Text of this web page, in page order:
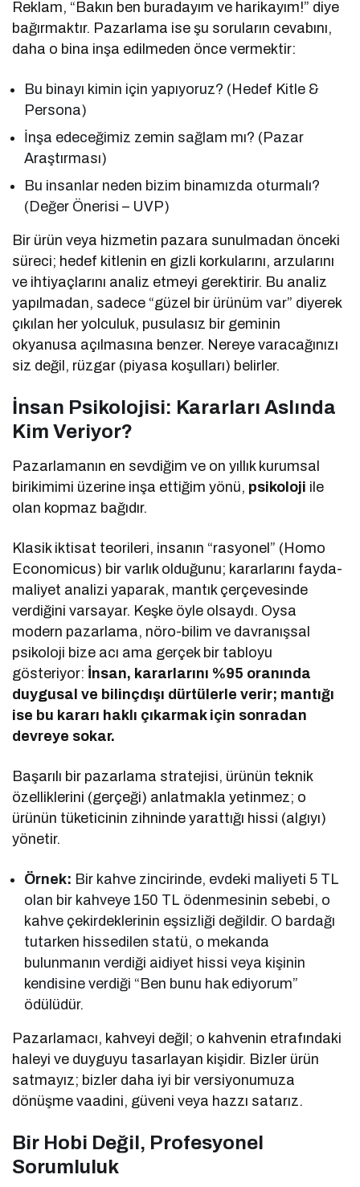
Reklam, “Bakın ben buradayım ve harikayım!” diye
bağırmaktır. Pazarlama ise şu soruların cevabını,
daha o bina inşa edilmeden önce vermektir:
Bu binayı kimin için yapıyoruz? (Hedef Kitle &
Persona)
İnşa edeceğimiz zemin sağlam mı? (Pazar
Araştırması)
Bu insanlar neden bizim binamızda oturmalı?
(Değer Önerisi – UVP)
Bir ürün veya hizmetin pazara sunulmadan önceki
süreci; hedef kitlenin en gizli korkularını, arzularını
ve ihtiyaçlarını analiz etmeyi gerektirir. Bu analiz
yapılmadan, sadece “güzel bir ürünüm var” diyerek
çıkılan her yolculuk, pusulasız bir geminin
okyanusa açılmasına benzer. Nereye varacağınızı
siz değil, rüzgar (piyasa koşulları) belirler.
İnsan Psikolojisi: Kararları Aslında
Kim Veriyor?
Pazarlamanın en sevdiğim ve on yıllık kurumsal
birikimimi üzerine inşa ettiğim yönü, psikoloji ile
olan kopmaz bağıdır.
Klasik iktisat teorileri, insanın “rasyonel” (Homo
Economicus) bir varlık olduğunu; kararlarını fayda-
maliyet analizi yaparak, mantık çerçevesinde
verdiğini varsayar. Keşke öyle olsaydı. Oysa
modern pazarlama, nöro-bilim ve davranışsal
psikoloji bize acı ama gerçek bir tabloyu
gösteriyor: İnsan, kararlarını %95 oranında
duygusal ve bilinçdışı dürtülerle verir; mantığı
ise bu kararı haklı çıkarmak için sonradan
devreye sokar.
Başarılı bir pazarlama stratejisi, ürünün teknik
özelliklerini (gerçeği) anlatmakla yetinmez; o
ürünün tüketicinin zihninde yarattığı hissi (algıyı)
yönetir.
Örnek: Bir kahve zincirinde, evdeki maliyeti 5 TL
olan bir kahveye 150 TL ödenmesinin sebebi, o
kahve çekirdeklerinin eşsizliği değildir. O bardağı
tutarken hissedilen statü, o mekanda
bulunmanın verdiği aidiyet hissi veya kişinin
kendisine verdiği “Ben bunu hak ediyorum”
ödülüdür.
Pazarlamacı, kahveyi değil; o kahvenin etrafındaki
haleyi ve duyguyu tasarlayan kişidir. Bizler ürün
satmayız; bizler daha iyi bir versiyonumuza
dönüşme vaadini, güveni veya hazzı satarız.
Bir Hobi Değil, Profesyonel
Sorumluluk